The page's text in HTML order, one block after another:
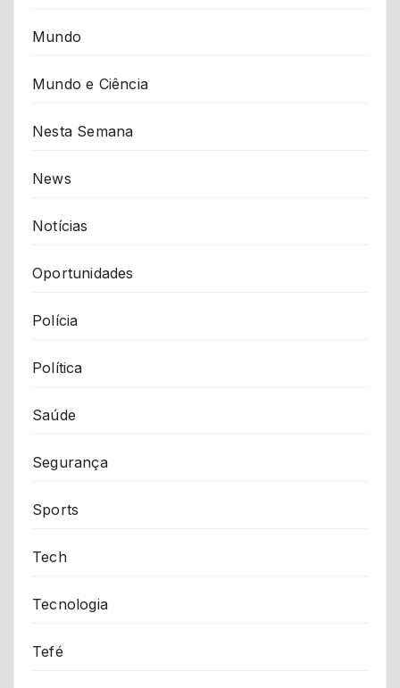
Mundo
Mundo e Ciência
Nesta Semana
News
Notícias
Oportunidades
Polícia
Política
Saúde
Segurança
Sports
Tech
Tecnologia
Tefé